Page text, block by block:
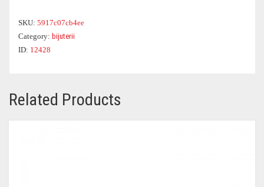
SKU: 5917c07cb4ee
Category: bijuterii
ID: 12428
Related Products